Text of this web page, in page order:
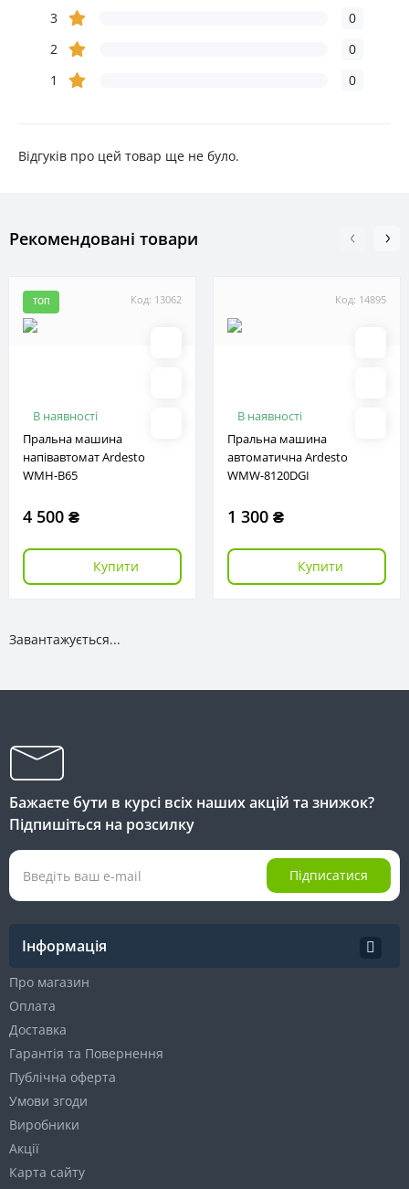
3
0
2
0
1
0
Відгуків про цей товар ще не було.
Рекомендовані товари
Код: 13062
ТОП
В наявності
Пральна машина
напівавтомат Ardesto
WMH-B65
4 500 ₴
Купити
Код: 14895
В наявності
Пральна машина
автоматична Ardesto
WMW-8120DGI
1 300 ₴
Купити
Завантажується...
Бажаєте бути в курсі всіх наших акцій та знижок?
Підпишіться на розсилку
Підписатися
Інформація
Про магазин
Оплата
Доставка
Гарантія та Повернення
Публічна оферта
Умови згоди
Виробники
Акції
Карта сайту